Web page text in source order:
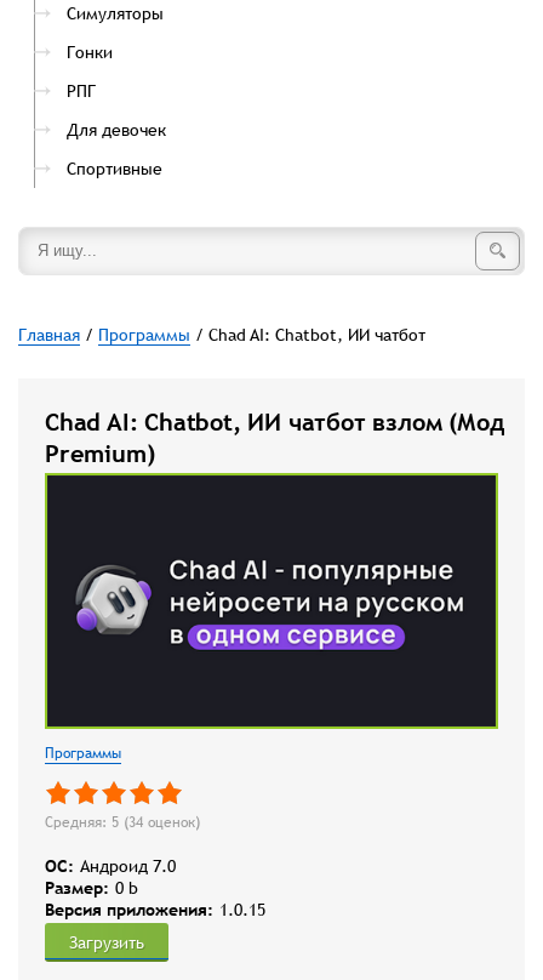
Симуляторы
Гонки
РПГ
Для девочек
Спортивные
Главная / Программы / Chad AI: Сhatbot, ИИ чатбот
Chad AI: Сhatbot, ИИ чатбот взлом (Мод
Premium)
Программы
Средняя: 5 (34 оценок)
OC: Андроид 7.0
Размер: 0 b
Версия приложения: 1.0.15
Загрузить